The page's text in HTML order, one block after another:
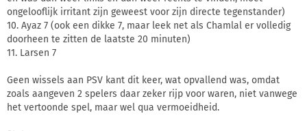
ongelooflijk irritant zijn geweest voor zijn directe tegenstander)
10. Ayaz 7 (ook een dikke 7, maar leek net als Chamlal er volledig
doorheen te zitten de laatste 20 minuten)
11. Larsen 7
Geen wissels aan PSV kant dit keer, wat opvallend was, omdat
zoals aangeven 2 spelers daar zeker rijp voor waren, niet vanwege
het vertoonde spel, maar wel qua vermoeidheid.